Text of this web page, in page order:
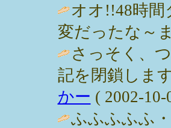
オオ!!48時
変だったな～
さっそく、
記を閉鎖しま
かー ( 2002-10-
ふふふふふ